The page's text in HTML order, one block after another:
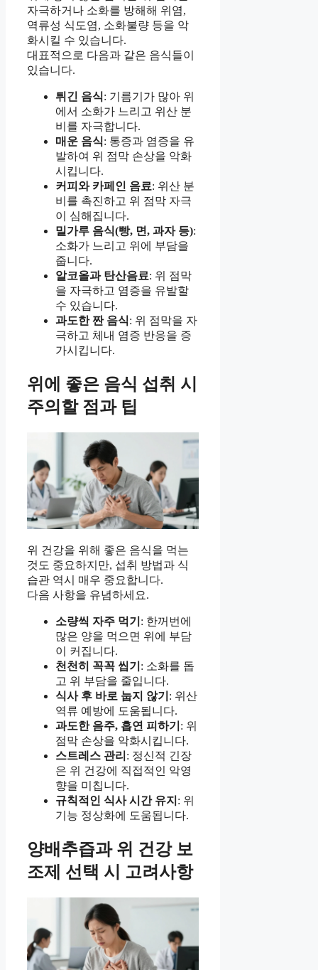
자극하거나 소화를 방해해 위염,
역류성 식도염, 소화불량 등을 악
화시킬 수 있습니다.
대표적으로 다음과 같은 음식들이
있습니다.
튀긴 음식: 기름기가 많아 위
에서 소화가 느리고 위산 분
비를 자극합니다.
매운 음식: 통증과 염증을 유
발하여 위 점막 손상을 악화
시킵니다.
커피와 카페인 음료: 위산 분
비를 촉진하고 위 점막 자극
이 심해집니다.
밀가루 음식(빵, 면, 과자 등):
소화가 느리고 위에 부담을
줍니다.
알코올과 탄산음료: 위 점막
을 자극하고 염증을 유발할
수 있습니다.
과도한 짠 음식: 위 점막을 자
극하고 체내 염증 반응을 증
가시킵니다.
위에 좋은 음식 섭취 시
주의할 점과 팁
위 건강을 위해 좋은 음식을 먹는
것도 중요하지만, 섭취 방법과 식
습관 역시 매우 중요합니다.
다음 사항을 유념하세요.
소량씩 자주 먹기 : 한꺼번에
많은 양을 먹으면 위에 부담
이 커집니다.
천천히 꼭꼭 씹기 : 소화를 돕
고 위 부담을 줄입니다.
식사 후 바로 눕지 않기 : 위산
역류 예방에 도움됩니다.
과도한 음주, 흡연 피하기 : 위
점막 손상을 악화시킵니다.
스트레스 관리 : 정신적 긴장
은 위 건강에 직접적인 악영
향을 미칩니다.
규칙적인 식사 시간 유지 : 위
기능 정상화에 도움됩니다.
양배추즙과 위 건강 보
조제 선택 시 고려사항